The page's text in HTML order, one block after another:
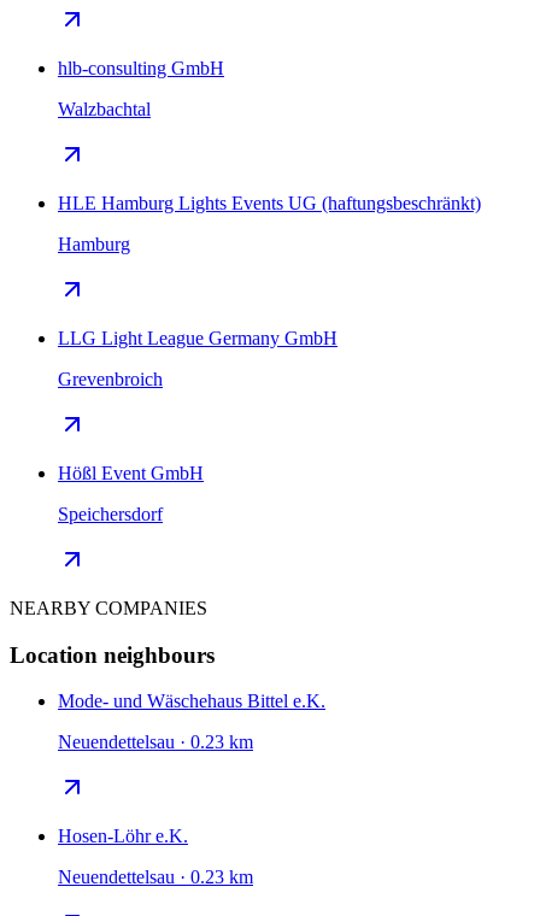
hlb-consulting GmbH
Walzbachtal
HLE Hamburg Lights Events UG (haftungsbeschränkt)
Hamburg
LLG Light League Germany GmbH
Grevenbroich
Hößl Event GmbH
Speichersdorf
NEARBY COMPANIES
Location neighbours
Mode- und Wäschehaus Bittel e.K.
Neuendettelsau · 0.23 km
Hosen-Löhr e.K.
Neuendettelsau · 0.23 km